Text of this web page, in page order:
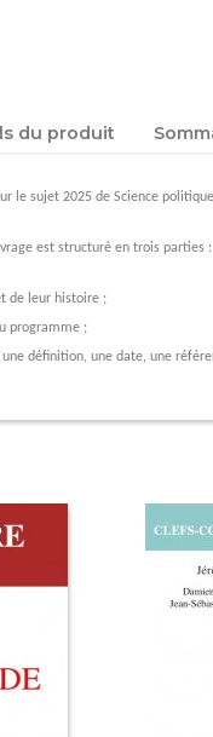
du produit
le sujet 2025 de Science
est structuré en trois parties :
de leur histoire ;
programme ;
définition, une date, une